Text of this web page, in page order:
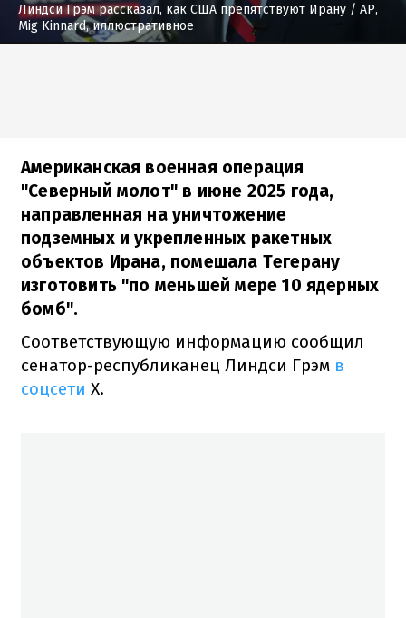
Линдси Грэм рассказал, как США препятствуют Ирану / AP,
Mig Kinnard, иллюстративное
Американская военная операция
"Северный молот" в июне 2025 года,
направленная на уничтожение
подземных и укрепленных ракетных
объектов Ирана, помешала Тегерану
изготовить "по меньшей мере 10 ядерных
бомб".
Соответствующую информацию сообщил
сенатор-республиканец Линдси Грэм в
соцсети Х.